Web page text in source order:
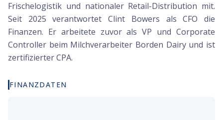
Frischelogistik und nationaler Retail-Distribution mit.
Seit 2025 verantwortet Clint Bowers als CFO die
Finanzen. Er arbeitete zuvor als VP und Corporate
Controller beim Milchverarbeiter Borden Dairy und ist
zertifizierter CPA.
FINANZDATEN